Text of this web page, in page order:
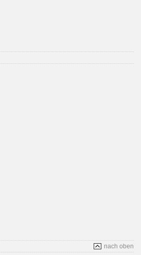
nach oben